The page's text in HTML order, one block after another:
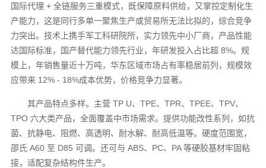
国际代理 + 全链服务三重模式，既保障原料供给，又掌控定制化生
产能力，这是同行多单一聚焦生产或贸易所无法比拟的，综合竞争
力突出。技术上携手军工科研院所，实力领先中小厂商，产品性能
达国际标准，国产替代能力领先行业，年研发投入占比超 8%。规
模上，年销售量近十万吨，华东区域市场占有率稳居前列，规模效
应带来 12% - 18%成本优势，价格竞争力显著。
其产品特点多样。主营 TP U、TPE、TPR、TPEE、TPV、
TPO 六大类产品，全面覆盖中市场需求。提供功能改性系列，如抗
菌、抗静电、阻燃、高透明、耐水解、耐高低温等。硬度范围宽，
邵氏 A60 至 D85 可调。还可与 ABS、PC、PA 等硬胶基材牢固粘
接，适配复杂结构件生产。